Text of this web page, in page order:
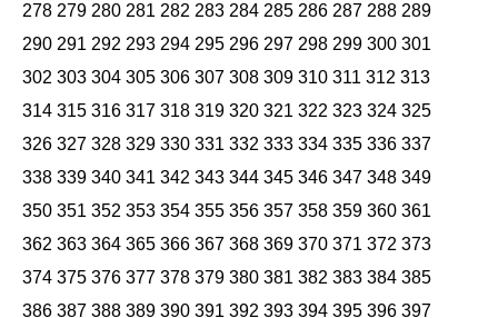
278 279 280 281 282 283 284 285 286 287 288 289
290 291 292 293 294 295 296 297 298 299 300 301
302 303 304 305 306 307 308 309 310 311 312 313
314 315 316 317 318 319 320 321 322 323 324 325
326 327 328 329 330 331 332 333 334 335 336 337
338 339 340 341 342 343 344 345 346 347 348 349
350 351 352 353 354 355 356 357 358 359 360 361
362 363 364 365 366 367 368 369 370 371 372 373
374 375 376 377 378 379 380 381 382 383 384 385
386 387 388 389 390 391 392 393 394 395 396 397